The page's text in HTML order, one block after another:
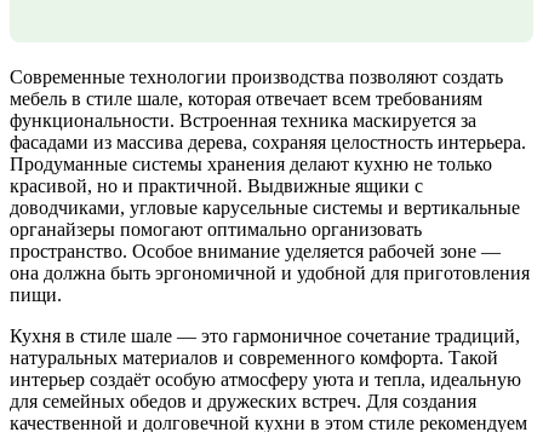
Современные технологии производства позволяют создать
мебель в стиле шале, которая отвечает всем требованиям
функциональности. Встроенная техника маскируется за
фасадами из массива дерева, сохраняя целостность интерьера.
Продуманные системы хранения делают кухню не только
красивой, но и практичной. Выдвижные ящики с
доводчиками, угловые карусельные системы и вертикальные
органайзеры помогают оптимально организовать
пространство. Особое внимание уделяется рабочей зоне —
она должна быть эргономичной и удобной для приготовления
пищи.
Кухня в стиле шале — это гармоничное сочетание традиций,
натуральных материалов и современного комфорта. Такой
интерьер создаёт особую атмосферу уюта и тепла, идеальную
для семейных обедов и дружеских встреч. Для создания
качественной и долговечной кухни в этом стиле рекомендуем